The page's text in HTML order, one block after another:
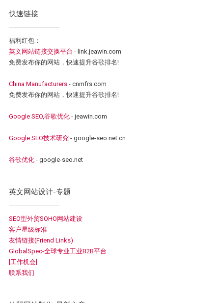
快速链接
福利红包：
英文网站链接交换平台 - link.jeawin.com
免费发布你的网站，快速提升谷歌排名!
China Manufacturers- cnmfrs.com
免费发布你的网站，快速提升谷歌排名!
Google SEO,谷歌优化- jeawin.com
Google SEO技术研究- google-seo.net.cn
谷歌优化- google-seo.net
英文网站设计-专题
SEO型外贸SOHO网站建设
客户星级标准
友情链接(Friend Links)
GlobalSpec-全球专业工业B2B平台
[工作机会]
联系我们